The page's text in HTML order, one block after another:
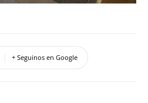
+ Seguinos en Google